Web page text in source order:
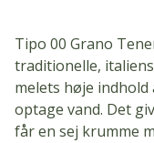
Tipo 00 Grano
traditionelle,
melets høje
optage vand. Det
får en sej krumme